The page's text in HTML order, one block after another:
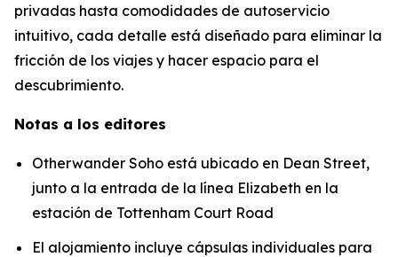
privadas hasta comodidades de autoservicio
intuitivo, cada detalle está diseñado para eliminar la
fricción de los viajes y hacer espacio para el
descubrimiento.
Notas a los editores
Otherwander Soho está ubicado en Dean Street,
junto a la entrada de la línea Elizabeth en la
estación de Tottenham Court Road
El alojamiento incluye cápsulas individuales para